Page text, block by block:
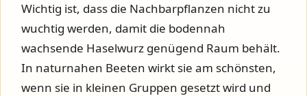
Wichtig ist, dass die Nachbarpflanzen nicht zu
wuchtig werden, damit die bodennah
wachsende Haselwurz genügend Raum behält.
In naturnahen Beeten wirkt sie am schönsten,
wenn sie in kleinen Gruppen gesetzt wird und